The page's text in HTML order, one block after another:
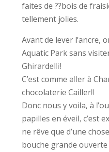
faites de ??bois de
tellement jolies.
Avant de lever l’ancre,
Aquatic Park sans
Ghirardelli!
C’est comme aller à
chocolaterie Cailler!!
Donc nous y voila, à
papilles en éveil, c’est
ne rêve que d’une
bouche grande